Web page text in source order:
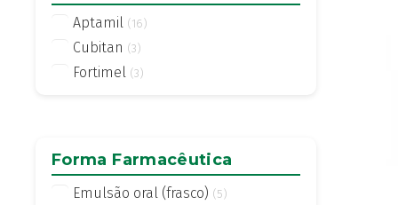
Aptamil (16)
Cubitan (3)
Fortimel (3)
Forma Farmacêutica
Emulsão oral (frasco) (5)